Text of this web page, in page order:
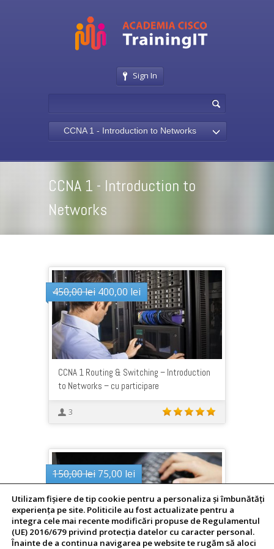
Sign In
CCNA 1 - Introduction to Networks
CCNA 1 - Introduction to
Networks
450,00lei Prețul
inițial
a
fost:
450,00 lei.
400,00 lei Prețul
curent
este:
400,00 lei.
CCNA 1 Routing & Switching – Introduction
to Networks – cu participare
3
150,00lei Prețul
inițial
a
fost:
150,00 lei.
75,00 lei Prețul
curent
este:
75,00 lei.
Utilizam fişiere de tip cookie pentru a personaliza și îmbunătăți
experiența pe site. Politicile au fost actualizate pentru a
integra cele mai recente modificări propuse de Regulamentul
(UE) 2016/679 privind protecția datelor cu caracter personal.
Înainte de a continua navigarea pe website te rugăm să aloci